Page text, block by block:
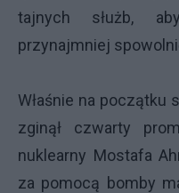
tajnych służb,
przynajmniej
Właśnie na początku
zginął czwarty
nuklearny Mostafa
za pomocą bomby